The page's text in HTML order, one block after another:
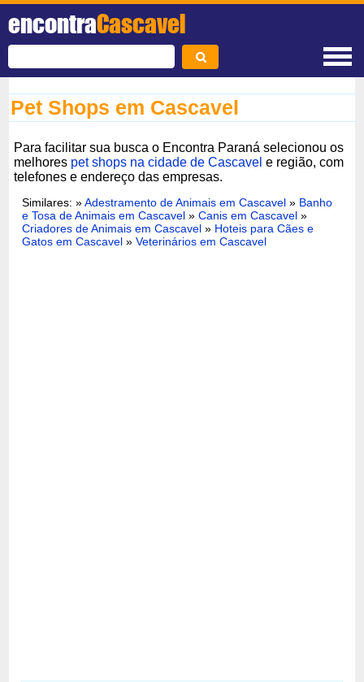
encontraCascavel
Pet Shops em Cascavel
Para facilitar sua busca o Encontra Paraná selecionou os
melhores pet shops na cidade de Cascavel e região, com
telefones e endereço das empresas.
Similares: »Adestramento de Animais em Cascavel » Banho
e Tosa de Animais em Cascavel »Canis em Cascavel »
Criadores de Animais em Cascavel » Hoteis para Cães e
Gatos em Cascavel »Veterinários em Cascavel